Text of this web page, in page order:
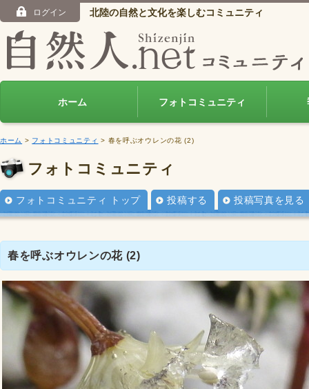
ログイン 北陸の自然と文化を楽しむコミュニティ
ホーム フォトコミュニティ
ホーム > フォトコミュニティ > 春を呼ぶオウレンの花 (2)
フォトコミュニティ
フォトコミュニティ トップ 投稿する 投稿写真を見る
春を呼ぶオウレンの花 (2)